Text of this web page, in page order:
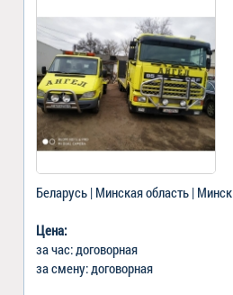
Беларусь | Минская область | Минск
Цена:
за час: договорная
за смену: договорная